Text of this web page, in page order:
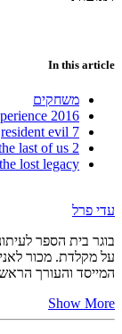
In this article
משחקים
2016
resident evil 7
last of us 2
lost legacy
עדי פרל
בוגר בית הספר
על מקלדת. מכור
המייסד והעורך
Show More